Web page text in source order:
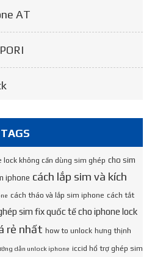
AT
TAGS
lock không cần dùng sim ghép cho sim
iphone cách lắp sim và kích
cách tháo và lắp sim iphone cách tắt
sim fix quốc tế cho iphone lock
rẻ nhất how to unlock hưng thịnh
dẫn unlock iphone iccid hổ trợ ghép sim